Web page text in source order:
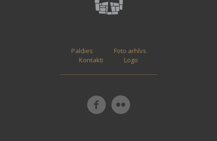
Paldies
Foto arhīvs
Kontakti
Logo